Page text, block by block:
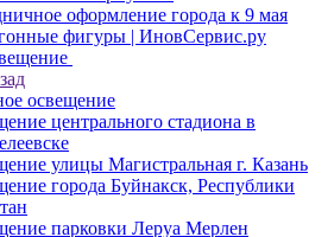
оформление города к 9 мая
фигуры | ИновСервис.ру
освещение
центрального стадиона в
улицы Магистральная г. Казань
города Буйнакск, Республики
парковки Леруа Мерлен